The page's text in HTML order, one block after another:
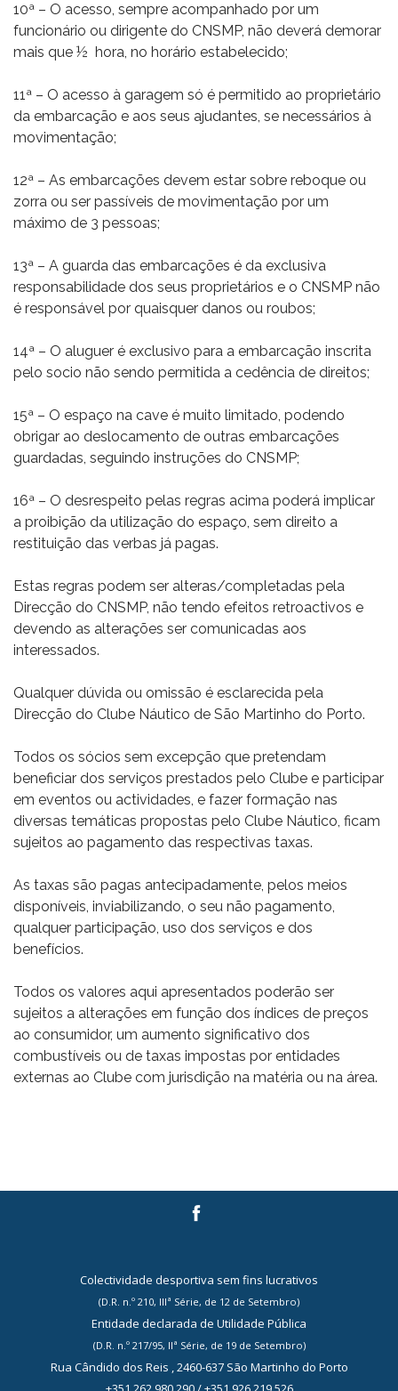
10ª – O acesso, sempre acompanhado por um
funcionário ou dirigente do CNSMP, não deverá demorar
mais que ½ hora, no horário estabelecido;
11ª – O acesso à garagem só é permitido ao proprietário
da embarcação e aos seus ajudantes, se necessários à
movimentação;
12ª – As embarcações devem estar sobre reboque ou
zorra ou ser passíveis de movimentação por um
máximo de 3 pessoas;
13ª – A guarda das embarcações é da exclusiva
responsabilidade dos seus proprietários e o CNSMP não
é responsável por quaisquer danos ou roubos;
14ª – O aluguer é exclusivo para a embarcação inscrita
pelo socio não sendo permitida a cedência de direitos;
15ª – O espaço na cave é muito limitado, podendo
obrigar ao deslocamento de outras embarcações
guardadas, seguindo instruções do CNSMP;
16ª – O desrespeito pelas regras acima poderá implicar
a proibição da utilização do espaço, sem direito a
restituição das verbas já pagas.
Estas regras podem ser alteras/completadas pela
Direcção do CNSMP, não tendo efeitos retroactivos e
devendo as alterações ser comunicadas aos
interessados.
Qualquer dúvida ou omissão é esclarecida pela
Direcção do Clube Náutico de São Martinho do Porto.
Todos os sócios sem excepção que pretendam
beneficiar dos serviços prestados pelo Clube e participar
em eventos ou actividades, e fazer formação nas
diversas temáticas propostas pelo Clube Náutico, ficam
sujeitos ao pagamento das respectivas taxas.
As taxas são pagas antecipadamente, pelos meios
disponíveis, inviabilizando, o seu não pagamento,
qualquer participação, uso dos serviços e dos
benefícios.
Todos os valores aqui apresentados poderão ser
sujeitos a alterações em função dos índices de preços
ao consumidor, um aumento significativo dos
combustíveis ou de taxas impostas por entidades
externas ao Clube com jurisdição na matéria ou na área.
Colectividade desportiva sem fins lucrativos
(D.R. n.º 210, IIIª Série, de 12 de Setembro)
Entidade declarada de Utilidade Pública
(D.R. n.º 217/95, IIª Série, de 19 de Setembro)
Rua Cândido dos Reis , 2460-637 São Martinho do Porto